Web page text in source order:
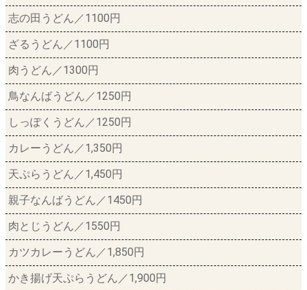
志の田うどん／1100円
ざるうどん／1100円
肉うどん／1300円
鳥なんばうどん／1250円
しっぽくうどん／1250円
カレーうどん／1,350円
天ぷらうどん／1,450円
親子なんばうどん／1450円
肉とじうどん／1550円
カツカレーうどん／1,850円
かき揚げ天ぷらうどん／1,900円